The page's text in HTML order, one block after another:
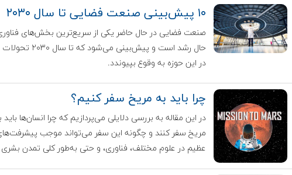
۱۰ پیش‌بینی صنعت فضایی تا سال ۲۰۳۰
صنعت فضایی در حال حاضر یکی از سریع‌ترین بخش‌های
حال رشد است و پیش‌بینی می‌شود که
در این حوزه به وقوع بپیوندد.
چرا باید به مریخ سفر کنیم؟
در این مقاله به بررسی دلایلی می‌پردازیم که چرا انسان‌ها باید
مریخ سفر کنند و چگونه این سفر می‌تواند موجب
عظیم در علوم مختلف، فناوری، و حتی به‌طور کلی تمدن